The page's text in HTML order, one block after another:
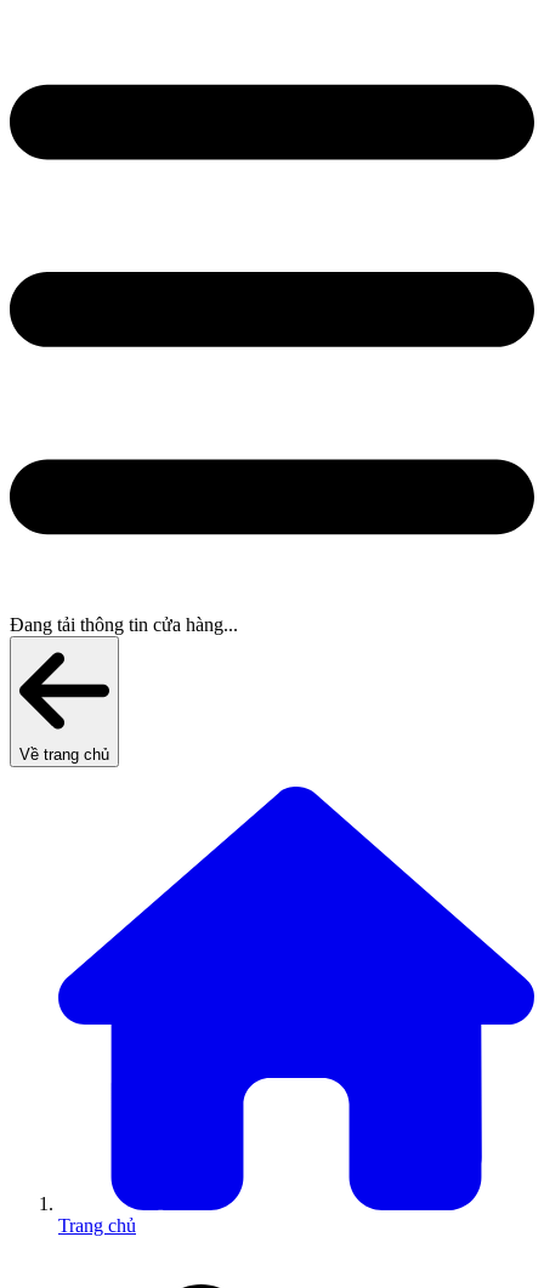
Đang tải thông tin cửa hàng...
Về trang chủ
Trang chủ